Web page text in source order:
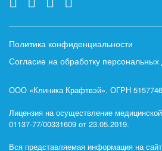
Политика конфиденциальности
Согласие на обработку
ООО «Клиника Крафтвэй». ОГРН
Лицензия на осуществление
01137-77/00331609 от 23.05.2019.
Вся представляемая информация на